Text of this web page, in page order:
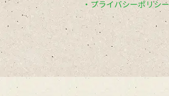
プライバシーポリシー